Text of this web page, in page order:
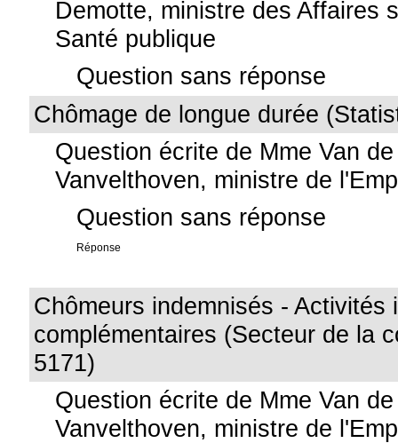
Demotte, ministre des Affaires
Santé publique
Question sans réponse
Chômage de longue durée
Question écrite de Mme Van
Vanvelthoven, ministre de
Question sans réponse
Réponse
Chômeurs indemnisés - Activités
complémentaires (Secteur de la
5171)
Question écrite de Mme Van
Vanvelthoven, ministre de